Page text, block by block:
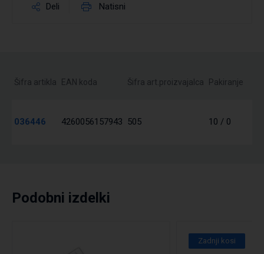
Deli Natisni
Šifra artikla EAN koda Šifra art.proizvajalca Pakiranje
036446 4260056157943 505 10 / 0
Podobni izdelki
Zadnji kosi